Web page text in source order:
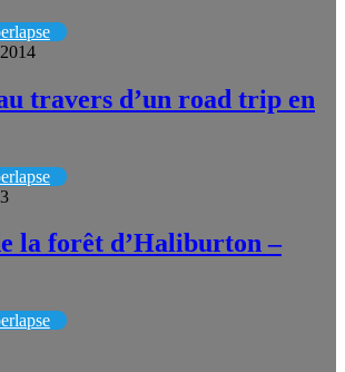
travers d’un road trip en
la forêt d’Haliburton –